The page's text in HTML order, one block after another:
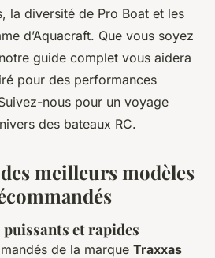
la diversité de Pro Boat et les
d’Aquacraft. Que vous soyez
guide complet vous aidera
pour des performances
nous pour un voyage
des bateaux RC.
meilleurs modèles
et rapides
de la marque Traxxas